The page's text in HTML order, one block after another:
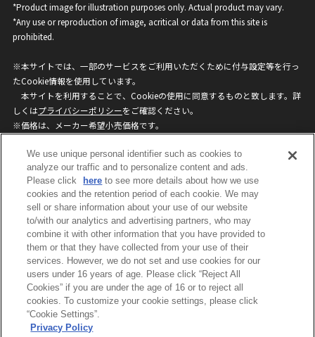
*Product image for illustration purposes only. Actual product may vary.
*Any use or reproduction of image, acritical or data from this site is
prohibited.
※本サイトでは、一部のサービスをご利用いただくために付与設定等を行っ
たCookie情報を使用しています。
本サイトを利用することで、Cookieの使用に同意するものと致します。詳
しくはプライバシーポリシーをご確認ください。
※価格は、メーカー希望小売価格です。
ざいますのでご了承ください。
privacypolicy
Do Not Sell or Share My
Personal Information
ウェブサイトご利用条件
ソーシャルメディアポリシー
個人情報保護方針
お問い合わせ
©BANDAI
We use unique personal identifier such as cookies to
analyze our traffic and to personalize content and ads.
Please click
here to see more details about how we use
cookies and the retention period of each cookie. We may
sell or share information about your use of our website
to/with our analytics and advertising partners, who may
combine it with other information that you have provided to
them or that they have collected from your use of their
services. However, we do not set and use cookies for our
users under 16 years of age. Please click “Reject All
Cookies” if you are under the age of 16 or to reject all
cookies. To customize your cookie settings, please click
“Cookie Settings”.
Privacy Policy